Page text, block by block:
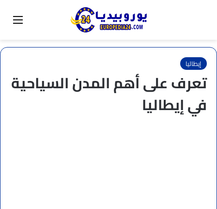
تبديل المظهر
إيطاليا
تعرف على أهم المدن السياحية
في إيطاليا